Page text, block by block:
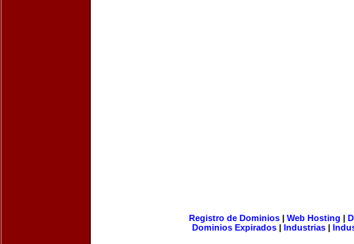
Registro de Dominios| Web Hosting |
Dominios Expirados | Industrias |